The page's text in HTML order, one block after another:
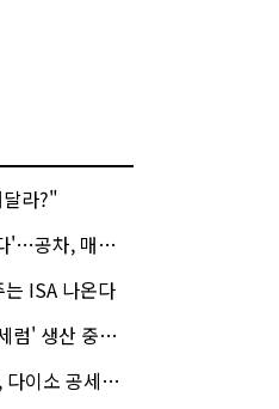
라?"
각 성공할까
ISA 나온다
산 중단한다
'가성비'로 맞불